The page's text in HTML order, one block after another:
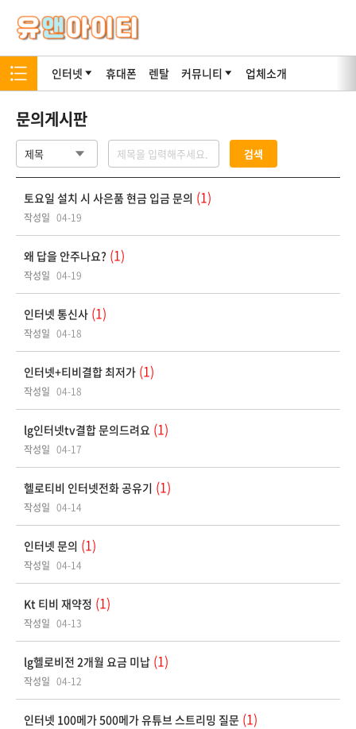
인터넷 휴대폰 렌탈 커뮤니티 업체소개
문의게시판
검색
토요일 설치 시 사은품 현금 입금 문의 (1)
작성일 04-19
왜 답을 안주나요? (1)
작성일 04-19
인터넷 통신사 (1)
작성일 04-18
인터넷+티비결합 최저가 (1)
작성일 04-18
lg인터넷tv결합 문의드려요 (1)
작성일 04-17
헬로티비 인터넷전화 공유기 (1)
작성일 04-14
인터넷 문의 (1)
작성일 04-14
Kt 티비 재약정 (1)
작성일 04-13
lg헬로비전 2개월 요금 미납 (1)
작성일 04-12
인터넷 100메가 500메가 유튜브 스트리밍 질문 (1)